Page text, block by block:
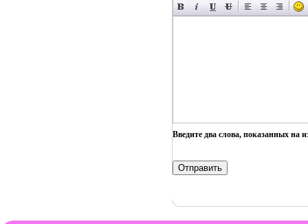
Введите два слова, показанных на